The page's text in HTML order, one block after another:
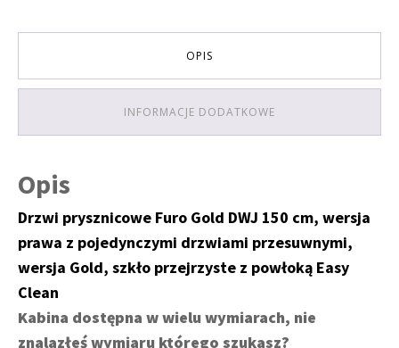
OPIS
INFORMACJE DODATKOWE
Opis
Drzwi prysznicowe Furo Gold DWJ 150 cm, wersja
prawa z pojedynczymi drzwiami przesuwnymi,
wersja Gold, szkło przejrzyste z powłoką Easy
Clean
Kabina dostępna w wielu wymiarach, nie
znalazłeś wymiaru którego szukasz?